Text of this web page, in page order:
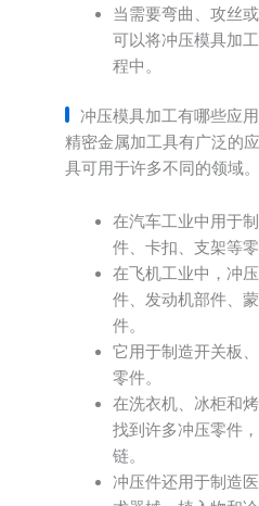
当需要弯曲、攻丝
可以将冲压模具加
程中。
冲压模具加工有哪些应用
精密金属加工具有广泛的
具可用于许多不同的领域。
在汽车工业中用于
件、卡扣、支架等零
在飞机工业中，冲
件、发动机部件、
件。
它用于制造开关板
零件。
在洗衣机、冰柜和
找到许多冲压零件
链。
冲压件还用于制造